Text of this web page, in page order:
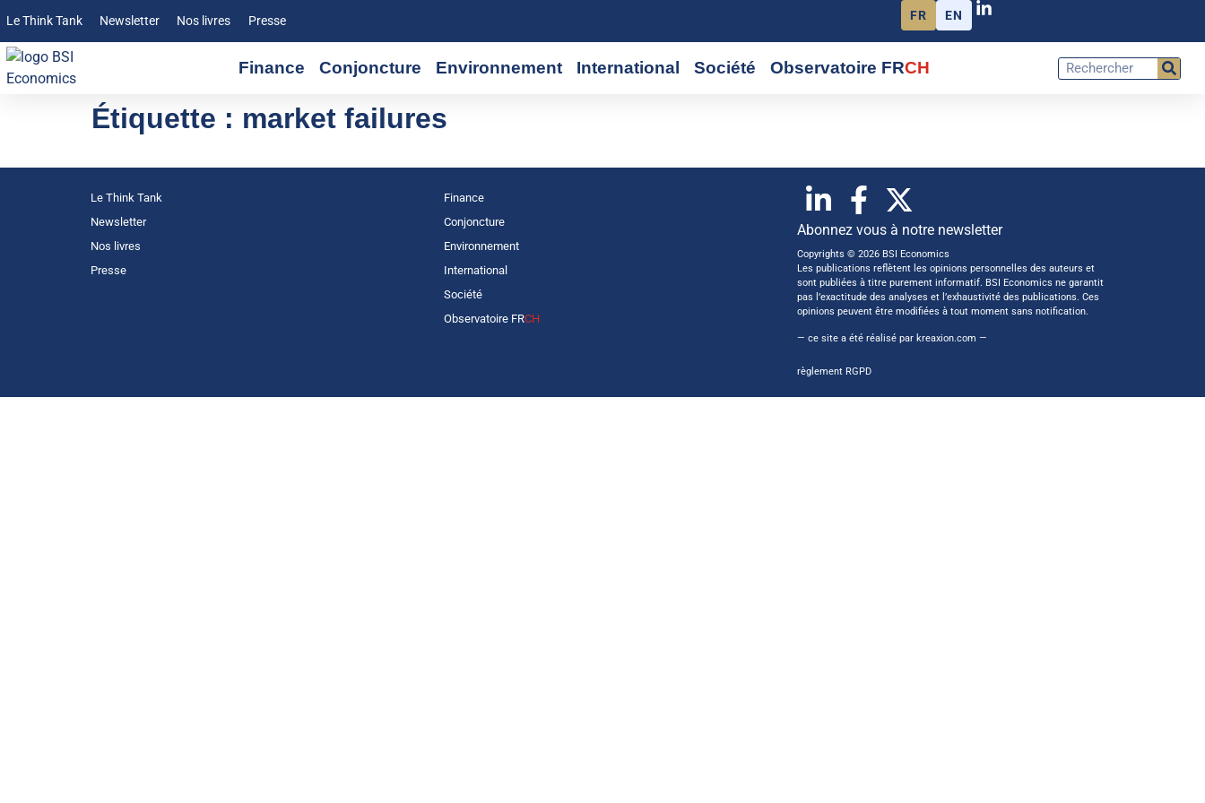
Le Think Tank Newsletter Nos livres Presse FR EN
Finance Conjoncture Environnement International Société Observatoire FRCH
Étiquette : market failures
Le Think Tank
Newsletter
Nos livres
Presse
Finance
Conjoncture
Environnement
International
Société
Observatoire FRCH
Abonnez vous à notre newsletter
Copyrights © 2026 BSI Economics
Les publications reflètent les opinions personnelles des auteurs et
sont publiées à titre purement informatif. BSI Economics ne garantit
pas l’exactitude des analyses et l’exhaustivité des publications. Ces
opinions peuvent être modifiées à tout moment sans notification.
— ce site a été réalisé par kreaxion.com —
règlement RGPD